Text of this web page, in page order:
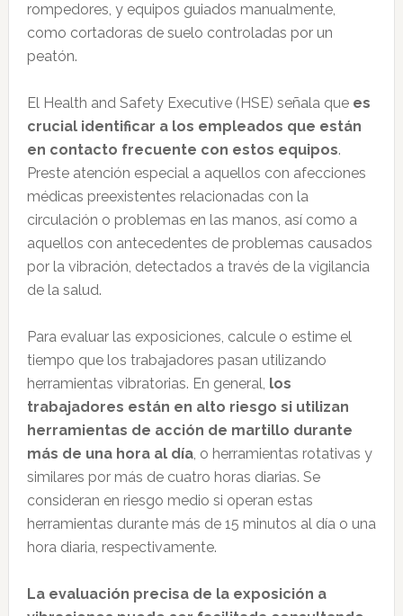
rompedores, y equipos guiados manualmente,
como cortadoras de suelo controladas por un
peatón.
El Health and Safety Executive (HSE) señala que es
crucial identificar a los empleados que están
en contacto frecuente con estos equipos.
Preste atención especial a aquellos con afecciones
médicas preexistentes relacionadas con la
circulación o problemas en las manos, así como a
aquellos con antecedentes de problemas causados
por la vibración, detectados a través de la vigilancia
de la salud.
Para evaluar las exposiciones, calcule o estime el
tiempo que los trabajadores pasan utilizando
herramientas vibratorias. En general, los
trabajadores están en alto riesgo si utilizan
herramientas de acción de martillo durante
más de una hora al día, o herramientas rotativas y
similares por más de cuatro horas diarias. Se
consideran en riesgo medio si operan estas
herramientas durante más de 15 minutos al día o una
hora diaria, respectivamente.
La evaluación precisa de la exposición a